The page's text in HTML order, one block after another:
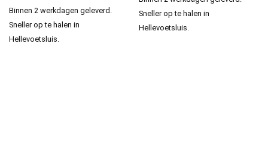
Binnen 2 werkdagen geleverd.
Sneller op te halen in
Hellevoetsluis.
Sneller op te halen in
Hellevoetsluis.